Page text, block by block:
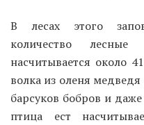
В лесах этого
количество
насчитывается около
волка из оленя
барсуков бобров и
птица ест